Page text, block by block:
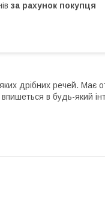
за рахунок покупця
дрібних речей. Має
в будь-який